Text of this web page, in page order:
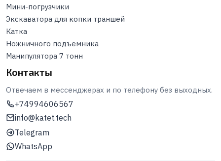
Мини-погрузчики
Экскаватора для копки траншей
Катка
Ножничного подъемника
Манипулятора 7 тонн
Контакты
Отвечаем в мессенджерах и по телефону без выходных.
+74994606567
info@katet.tech
Telegram
WhatsApp